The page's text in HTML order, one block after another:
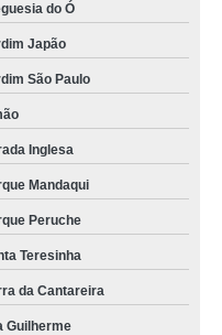
do Ó
Japão
São Paulo
Inglesa
Mandaqui
Peruche
Teresinha
da Cantareira
Guilherme